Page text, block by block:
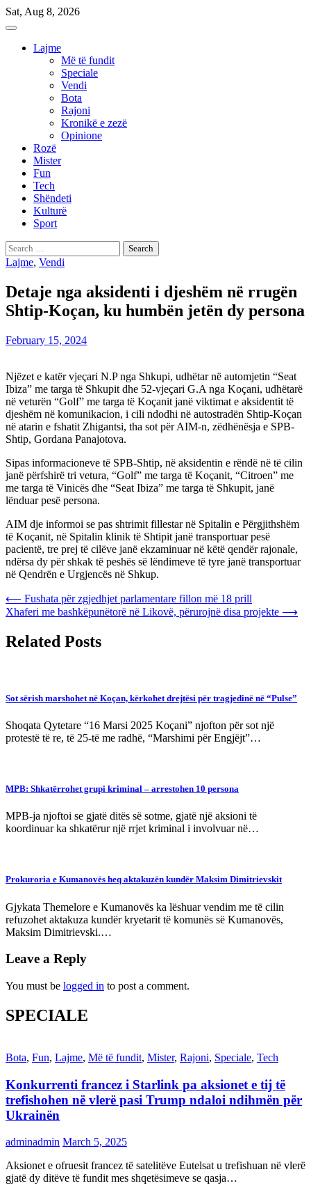
Skip
to
Sat, Aug 8, 2026
Lajme
Më të fundit
Speciale
Vendi
Bota
Rajoni
Kronikë e zezë
Opinione
Rozë
Mister
Fun
Tech
Shëndeti
Kulturë
Sport
Search
for:
Lajme, Vendi
Detaje nga aksidenti i djeshëm në rrugën
Shtip-Koçan, ku humbën jetën dy persona
February 15, 2024
Njëzet e katër vjeçari N.P nga Shkupi, udhëtar në automjetin “Seat
Ibiza” me targa të Shkupit dhe 52-vjeçari G.A nga Koçani, udhëtarë
në veturën “Golf” me targa të Koçanit janë viktimat e aksidentit të
djeshëm në komunikacion, i cili ndodhi në autostradën Shtip-Koçan
në atarin e fshatit Zhigantsi, tha sot për AIM-n, zëdhënësja e SPB-
Shtip, Gordana Panajotova.
Sipas informacioneve të SPB-Shtip, në aksidentin e rëndë në të cilin
janë përfshirë tri vetura, “Golf” me targa të Koçanit, “Citroen” me
me targa të Vinicës dhe “Seat Ibiza” me targa të Shkupit, janë
lënduar pesë persona.
AIM dje informoi se pas shtrimit fillestar në Spitalin e Përgjithshëm
të Koçanit, në Spitalin klinik të Shtipit janë transportuar pesë
pacientë, tre prej të cilëve janë ekzaminuar në këtë qendër rajonale,
ndërsa dy për shkak të peshës së lëndimeve të tyre janë transportuar
në Qendrën e Urgjencës në Shkup.
Post
navigation
⟵ Fushata për zgjedhjet parlamentare fillon më 18 prill
Xhaferi me bashkëpunëtorë në Likovë, përurojnë disa projekte ⟶
Related Posts
Sot sërish marshohet në Koçan, kërkohet drejtësi për tragjedinë në “Pulse”
Shoqata Qytetare “16 Marsi 2025 Koçani” njofton për sot një
protestë të re, të 25-të me radhë, “Marshimi për Engjëjt”…
MPB: Shkatërrohet grupi kriminal – arrestohen 10 persona
MPB-ja njoftoi se gjatë ditës së sotme, gjatë një aksioni të
koordinuar ka shkatërur një rrjet kriminal i involvuar në…
Prokuroria e Kumanovës heq aktakuzën kundër Maksim Dimitrievskit
Gjykata Themelore e Kumanovës ka lëshuar vendim me të cilin
refuzohet aktakuza kundër kryetarit të komunës së Kumanovës,
Maksim Dimitrievski.…
Leave a Reply
You must be logged in to post a comment.
SPECIALE
Bota, Fun, Lajme, Më të fundit, Mister, Rajoni, Speciale, Tech
Konkurrenti francez i Starlink pa aksionet e tij të
trefishohen në vlerë pasi Trump ndaloi ndihmën për
Ukrainën
adminadmin March 5, 2025
Aksionet e ofruesit francez të satelitëve Eutelsat u trefishuan në vlerë
gjatë dy ditëve të fundit mes shqetësimeve se qasja…